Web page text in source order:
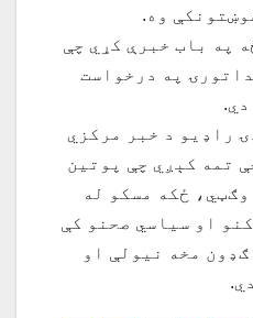
وه.
په باب خبرې کړي چې
په درخواست
راډیو د خبر مرکزي
تمه کېږي چې پوتین
ځکه مسکو له
او سیاسي صحنو کې
مخه نیولې او